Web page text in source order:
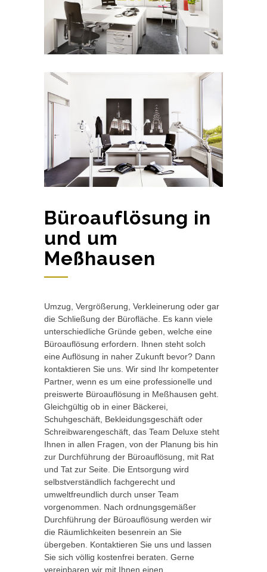
Büroauflösung in
und um
Meßhausen
Umzug, Vergrößerung, Verkleinerung oder gar
die Schließung der Bürofläche. Es kann viele
unterschiedliche Gründe geben, welche eine
Büroauflösung erfordern. Ihnen steht solch
eine Auflösung in naher Zukunft bevor? Dann
kontaktieren Sie uns. Wir sind Ihr kompetenter
Partner, wenn es um eine professionelle und
preiswerte Büroauflösung in Meßhausen geht.
Gleichgültig ob in einer Bäckerei,
Schuhgeschäft, Bekleidungsgeschäft oder
Schreibwarengeschäft, das Team Deluxe steht
Ihnen in allen Fragen, von der Planung bis hin
zur Durchführung der Büroauflösung, mit Rat
und Tat zur Seite. Die Entsorgung wird
selbstverständlich fachgerecht und
umweltfreundlich durch unser Team
vorgenommen. Nach ordnungsgemäßer
Durchführung der Büroauflösung werden wir
die Räumlichkeiten besenrein an Sie
übergeben. Kontaktieren Sie uns und lassen
Sie sich völlig kostenfrei beraten. Gerne
vereinbaren wir mit Ihnen einen